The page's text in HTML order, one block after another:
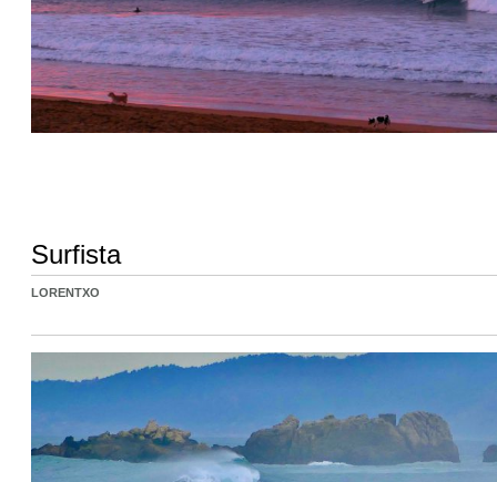
Surfista
LORENTXO